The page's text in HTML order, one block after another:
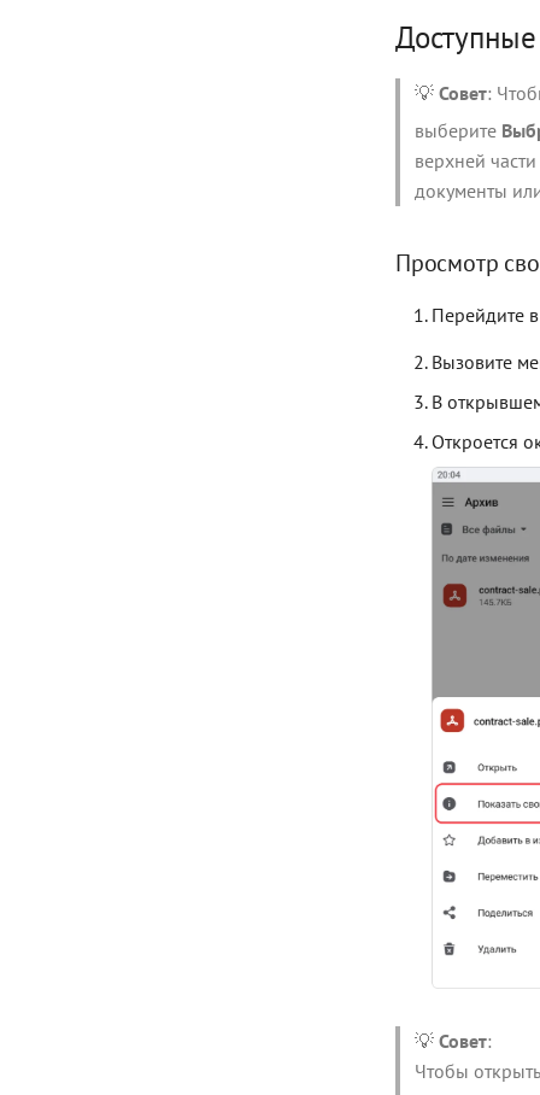
💡 Совет:
выберите
верхней
документы
Просмотр
Перейдите
Вызовите
В
Откроется
💡 Совет:
Чтобы